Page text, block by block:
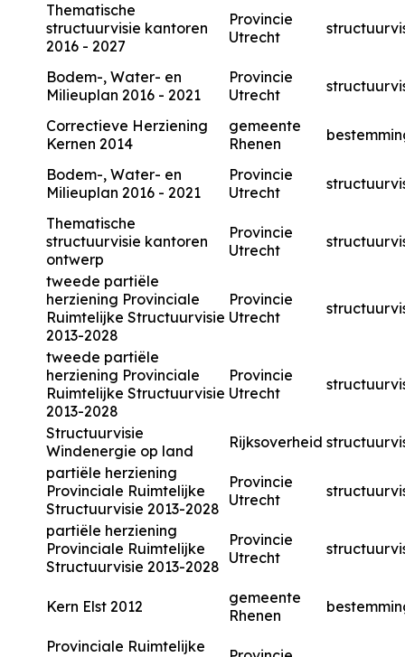
Thematische
structuurvisie kantoren
2016 - 2027
Provincie
Utrecht
Bodem-, Water- en
Milieuplan 2016 - 2021
Provincie
Utrecht
Correctieve Herziening
Kernen 2014
gemeente
Rhenen
Bodem-, Water- en
Milieuplan 2016 - 2021
Provincie
Utrecht
Thematische
structuurvisie kantoren
ontwerp
Provincie
Utrecht
tweede partiële
herziening Provinciale
Ruimtelijke Structuurvisie
2013-2028
Provincie
Utrecht
tweede partiële
herziening Provinciale
Ruimtelijke Structuurvisie
2013-2028
Provincie
Utrecht
Structuurvisie
Windenergie op land
Rijksoverheid
partiële herziening
Provinciale Ruimtelijke
Structuurvisie 2013-2028
Provincie
Utrecht
partiële herziening
Provinciale Ruimtelijke
Structuurvisie 2013-2028
Provincie
Utrecht
Kern Elst 2012
gemeente
Rhenen
Provinciale Ruimtelijke